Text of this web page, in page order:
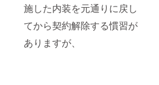
施した内装を元通りに戻し
てから契約解除する慣習が
ありますが、